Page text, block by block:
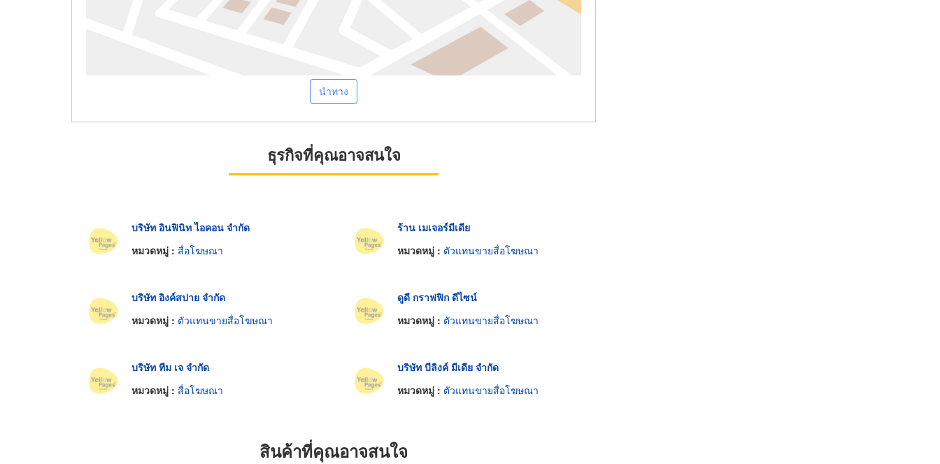
นำทาง
ธุรกิจที่คุณอาจสนใจ
บริษัท อินฟินิท ไอคอน จำกัด
หมวดหมู่ : สื่อโฆษณา
ร้าน เมเจอร์มีเดีย
หมวดหมู่ : ตัวแทนขายสื่อโฆษณา
บริษัท อิงค์สปาย จำกัด
หมวดหมู่ : ตัวแทนขายสื่อโฆษณา
ดูดี กราฟฟิก ดีไซน์
หมวดหมู่ : ตัวแทนขายสื่อโฆษณา
บริษัท ทีม เจ จำกัด
หมวดหมู่ : สื่อโฆษณา
บริษัท บีลิงค์ มีเดีย จำกัด
หมวดหมู่ : ตัวแทนขายสื่อโฆษณา
สินค้าที่คุณอาจสนใจ